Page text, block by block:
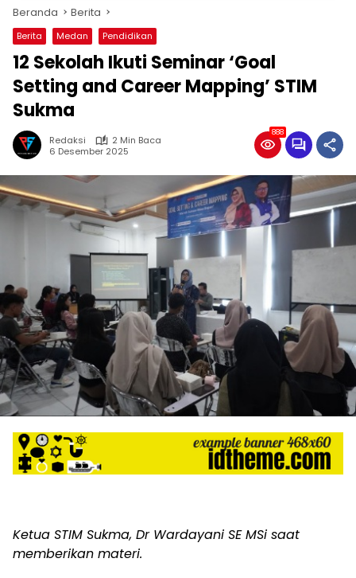
Beranda Berita
Berita Medan Pendidikan
12 Sekolah Ikuti Seminar ‘Goal
Setting and Career Mapping’ STIM
Sukma
Redaksi
2 Min Baca
6 Desember 2025
888
Ketua STIM Sukma, Dr Wardayani SE MSi saat
memberikan materi.